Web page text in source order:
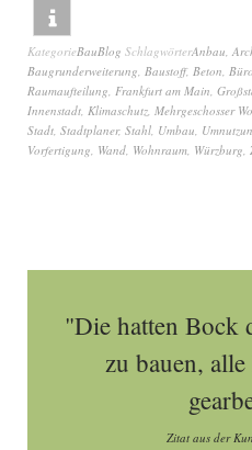
KategorieBauBlog SchlagwörterAnbau,
Baugrunderweiterung, Baustoff, Beton,
Raumaufteilung, Frankfurt am Main,
Innenstadt, Klimaschutz, Mehrgeschosser
Stadt, Stadtplaner, Stahl, Umbau,
Vorfertigung, Wand, Wohnraum, Würzburg,
"Die hatten Bock
zu bauen,
Zitat aus der